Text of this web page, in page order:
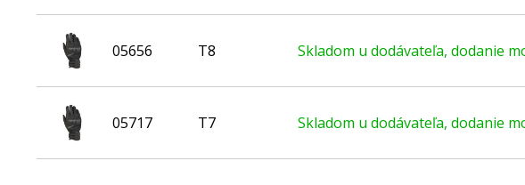
05656 T8 Skladom u dodávateľa, dodanie
05717 T7 Skladom u dodávateľa, dodanie